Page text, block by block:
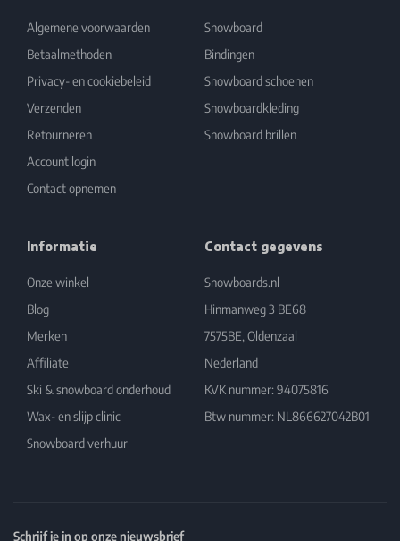
Algemene voorwaarden
Betaalmethoden
Privacy- en cookiebeleid
Verzenden
Retourneren
Account login
Contact opnemen
Snowboard
Bindingen
Snowboard schoenen
Snowboardkleding
Snowboard brillen
Informatie
Onze winkel
Blog
Merken
Affiliate
Ski & snowboard onderhoud
Wax- en slijp clinic
Snowboard verhuur
Contact gegevens
Snowboards.nl
Hinmanweg 3 BE68
7575BE, Oldenzaal
Nederland
KVK nummer: 94075816
Btw nummer: NL866627042B01
Schrijf je in op onze nieuwsbrief